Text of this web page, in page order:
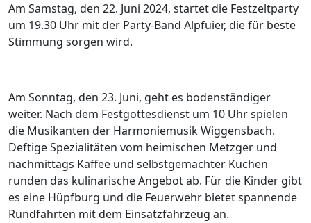
Am Samstag, den 22. Juni 2024, startet die Festzeltparty
um 19.30 Uhr mit der Party-Band Alpfuier, die für beste
Stimmung sorgen wird.
Am Sonntag, den 23. Juni, geht es bodenständiger
weiter. Nach dem Festgottesdienst um 10 Uhr spielen
die Musikanten der Harmoniemusik Wiggensbach.
Deftige Spezialitäten vom heimischen Metzger und
nachmittags Kaffee und selbstgemachter Kuchen
runden das kulinarische Angebot ab. Für die Kinder gibt
es eine Hüpfburg und die Feuerwehr bietet spannende
Rundfahrten mit dem Einsatzfahrzeug an.